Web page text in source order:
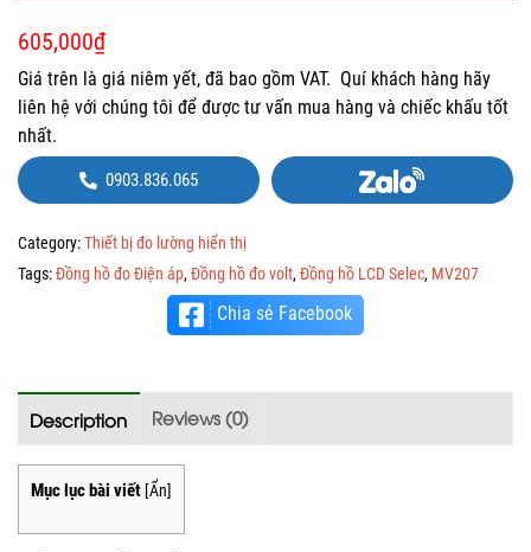
605,000₫
Giá trên là giá niêm yết, đã bao gồm VAT. Quí khách hàng hãy
liên hệ với chúng tôi để được tư vấn mua hàng và chiếc khấu tốt
nhất.
0903.836.065
Category:Thiết bị đo lường hiển thị
Tags:Đồng hồ đo Điện áp, Đồng hồ đo volt, Đồng hồ LCD Selec, MV207
Chia sẻ Facebook
Description Reviews (0)
Mục lục bài viết [Ẩn]